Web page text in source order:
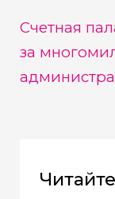
Счетная
за